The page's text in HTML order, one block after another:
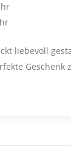
liebevoll
Geschenk